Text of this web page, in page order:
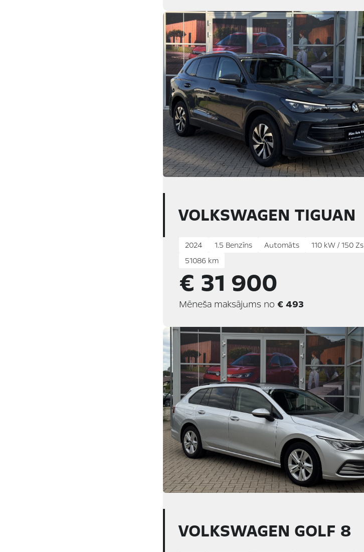
6
1
1
4
41
10
VOLKSWAGEN TIGUAN
2024 1.5 Benzīns Automāts
110 kW / 150 Zs
51086 km
€ 31 900
Mēneša maksājums no € 493
VOLKSWAGEN GOLF 8